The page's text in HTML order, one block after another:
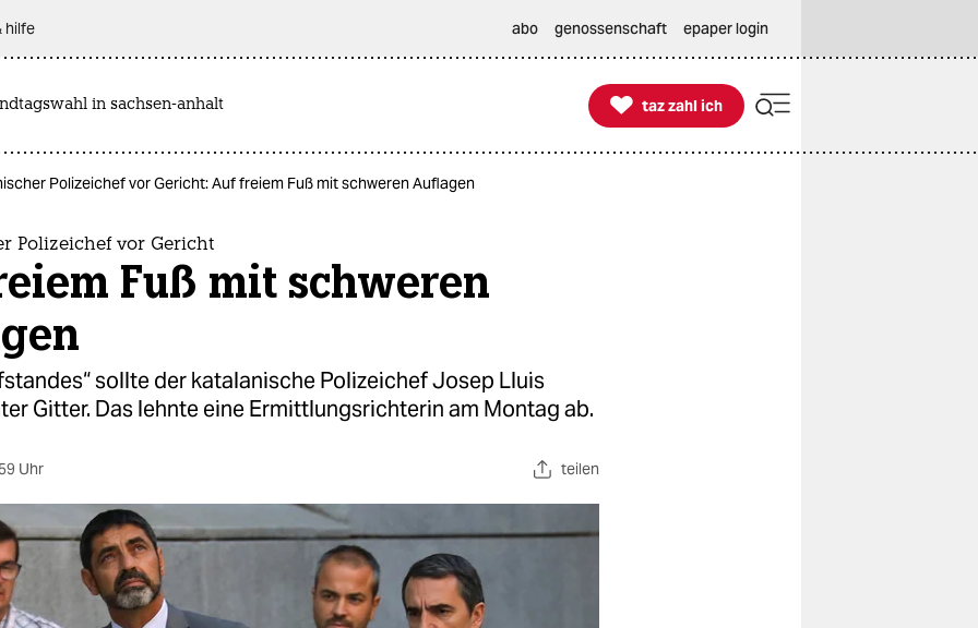
hilfe abo genossenschaft epaper login
in sachsen-anhalt 
taz zahl ich
taz zahl ich
Polizeichef vor Gericht: Auf freiem Fuß mit schweren Auflagen
Polizeichef vor Gericht
Fuß mit schweren
sollte der katalanische Polizeichef Josep Lluis
Gitter. Das lehnte eine Ermittlungsrichterin am Montag ab.
Uhr teilen